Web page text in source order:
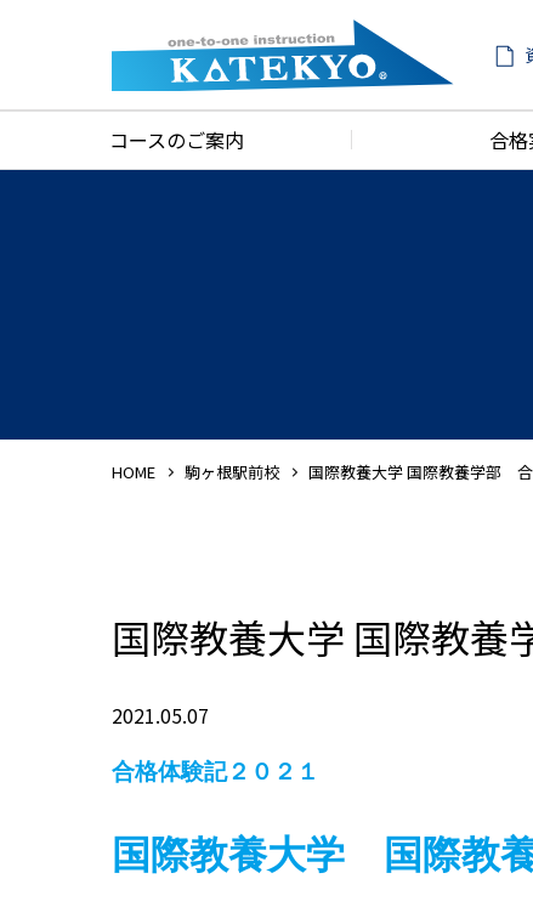
コースのご案内 合
HOME 駒ヶ根駅前校 国際教養大学 国際教養学部 合
国際教養大学 国際教養
2021.05.07
合格体験記２０２１
国際教養大学 国際教